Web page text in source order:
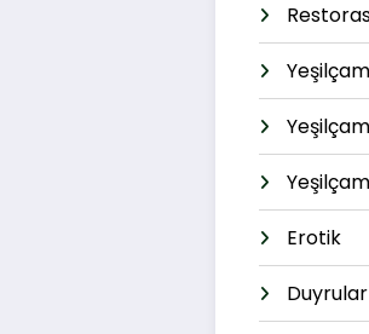
Yeşilçam
Erotik
Duyrular